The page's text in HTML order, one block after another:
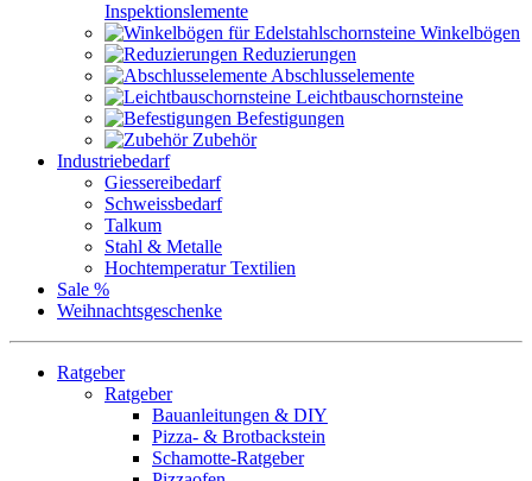
Inspektionslemente
Winkelbögen
Reduzierungen
Abschlusselemente
Leichtbauschornsteine
Befestigungen
Zubehör
Industriebedarf
Giessereibedarf
Schweissbedarf
Talkum
Stahl & Metalle
Hochtemperatur Textilien
Sale %
Weihnachtsgeschenke
Ratgeber
Ratgeber
Bauanleitungen & DIY
Pizza- & Brotbackstein
Schamotte-Ratgeber